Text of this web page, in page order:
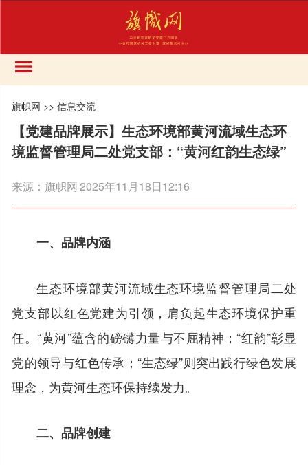
旗帜网 >>信息交流
【党建品牌展示】生态环境部黄河流域生态环
境监督管理局二处党支部：“黄河红韵生态绿”
来源：旗帜网2025年11月18日12:16
一、品牌内涵
生态环境部黄河流域生态环境监督管理局二处
党支部以红色党建为引领，肩负起生态环境保护重
任。“黄河”蕴含的磅礴力量与不屈精神；“红韵”彰显
党的领导与红色传承；“生态绿”则突出践行绿色发展
理念，为黄河生态环保持续发力。
二、品牌创建